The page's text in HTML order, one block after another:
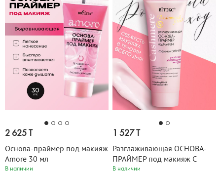
2 625 T
Основа-праймер под макияж
Amore 30 мл
В наличии
1 527 T
Разглаживающая ОСНОВА-
ПРАЙМЕР под макияж С
ЭФФЕКТОМ СИЯНИЯ
В наличии